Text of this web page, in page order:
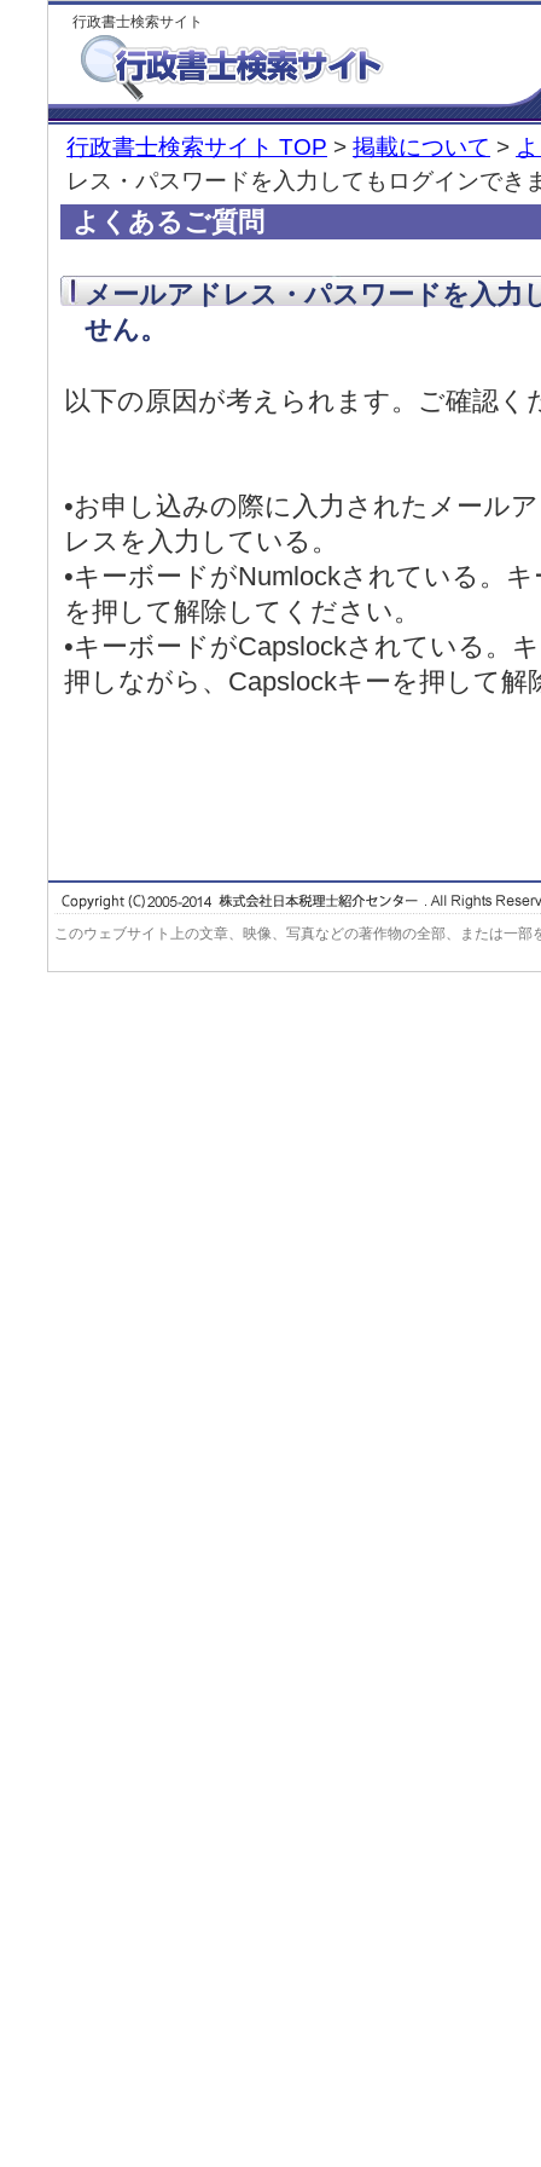
行政書士検索サイト
行政書士検索サイト TOP > 掲載について >
レス・パスワードを入力してもログインでき
よくあるご質問
メールアドレス・パスワードを入力
せん。
以下の原因が考えられます。ご確認く
•お申し込みの際に入力されたメール
レスを入力している。
•キーボードがNumlockされている。
を押して解除してください。
•キーボードがCapslockされている。
押しながら、Capslockキーを押して解
このウェブサイト上の文章、映像、写真などの著作物の全部、または一